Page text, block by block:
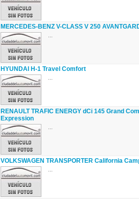
MERCEDES-BENZ V-CLASS V 250
HYUNDAI H-1 Travel Comfort
RENAULT TRAFIC ENERGY dCi 145 Grand
Expression
VOLKSWAGEN TRANSPORTER California